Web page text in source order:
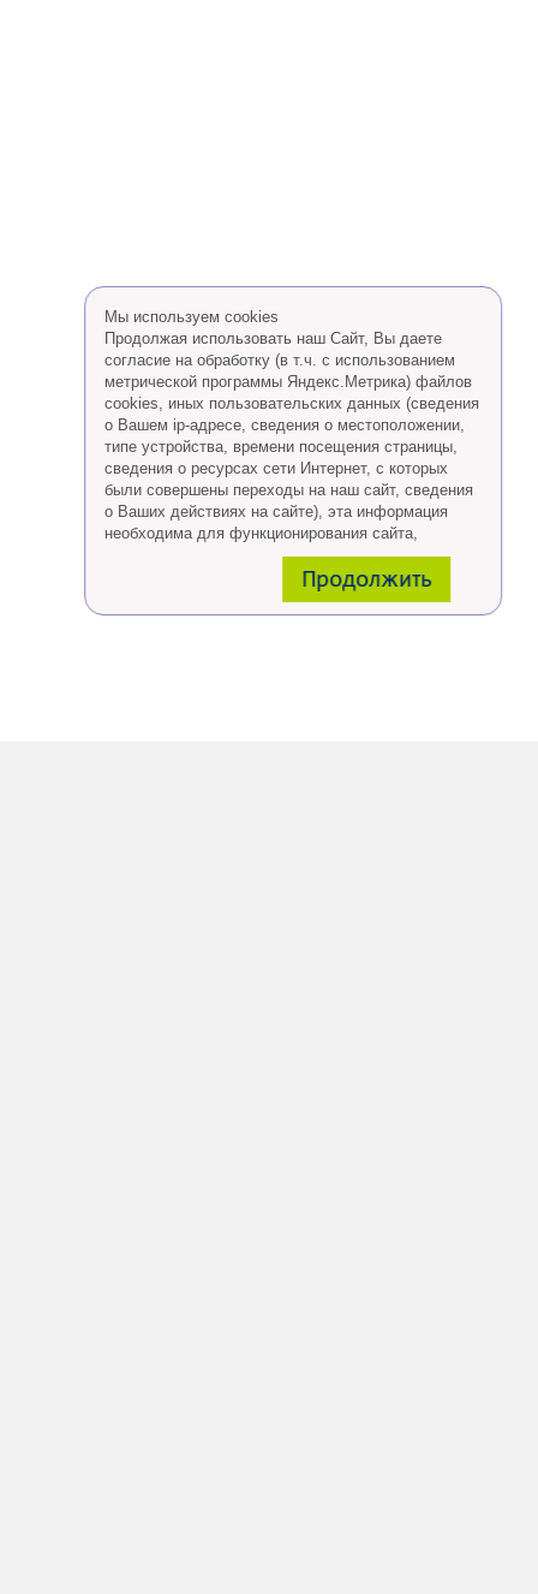
Мы используем cookies
Продолжая использовать наш Сайт, Вы даете
согласие на обработку (в т.ч. с использованием
метрической программы Яндекс.Метрика) файлов
cookies, иных пользовательских данных (сведения
о Вашем ip-адресе, сведения о местоположении,
типе устройства, времени посещения страницы,
сведения о ресурсах сети Интернет, с которых
были совершены переходы на наш сайт, сведения
о Ваших действиях на сайте), эта информация
необходима для функционирования сайта,
проведения ретаргетинга, а также статистических
Eсли Вы согласны, продолжайте пользоваться
сайтом, если Вы не хотите, чтобы Ваши данные
Продолжить